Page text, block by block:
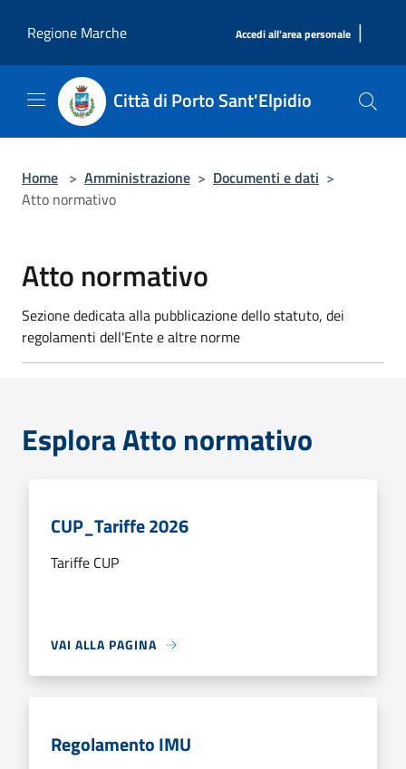
Regione Marche
Accedi all'area personale |
Città di Porto Sant'Elpidio
Home > Amministrazione > Documenti e dati >
Atto normativo
Atto normativo
Sezione dedicata alla pubblicazione dello statuto, dei
regolamenti dell'Ente e altre norme
Esplora Atto normativo
CUP_Tariffe 2026
Tariffe CUP
VAI ALLA PAGINA
Regolamento IMU